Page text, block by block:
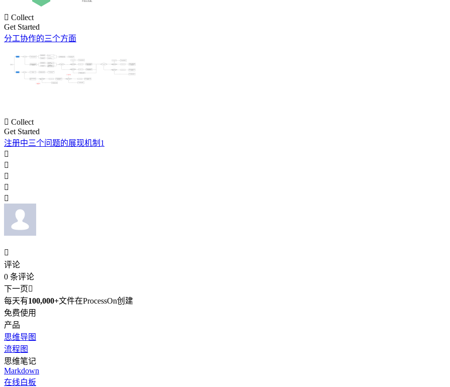
 Collect
Get Started
分工协作的三个方面
 Collect
Get Started
注册中三个问题的展现机制1






评论
0 条评论
下一页
每天有100,000+文件在ProcessOn创建
免费使用
产品
思维导图
流程图
思维笔记
Markdown
在线白板